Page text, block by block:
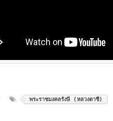
พระราชมงคลรังษี (หลวงตาชี)